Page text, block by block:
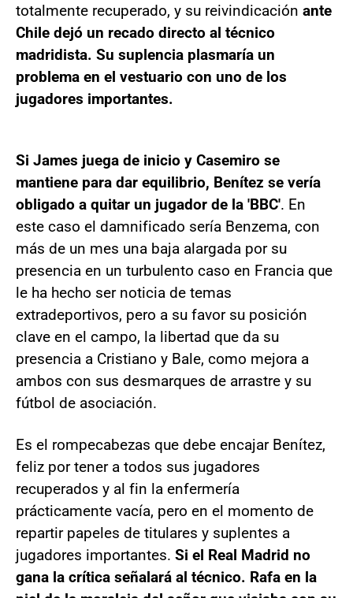
totalmente recuperado, y su reivindicación ante
Chile dejó un recado directo al técnico
madridista. Su suplencia plasmaría un
problema en el vestuario con uno de los
jugadores importantes.
Si James juega de inicio y Casemiro se
mantiene para dar equilibrio, Benítez se vería
obligado a quitar un jugador de la 'BBC'. En
este caso el damnificado sería Benzema, con
más de un mes una baja alargada por su
presencia en un turbulento caso en Francia que
le ha hecho ser noticia de temas
extradeportivos, pero a su favor su posición
clave en el campo, la libertad que da su
presencia a Cristiano y Bale, como mejora a
ambos con sus desmarques de arrastre y su
fútbol de asociación.
Es el rompecabezas que debe encajar Benítez,
feliz por tener a todos sus jugadores
recuperados y al fin la enfermería
prácticamente vacía, pero en el momento de
repartir papeles de titulares y suplentes a
jugadores importantes. Si el Real Madrid no
gana la crítica señalará al técnico. Rafa en la